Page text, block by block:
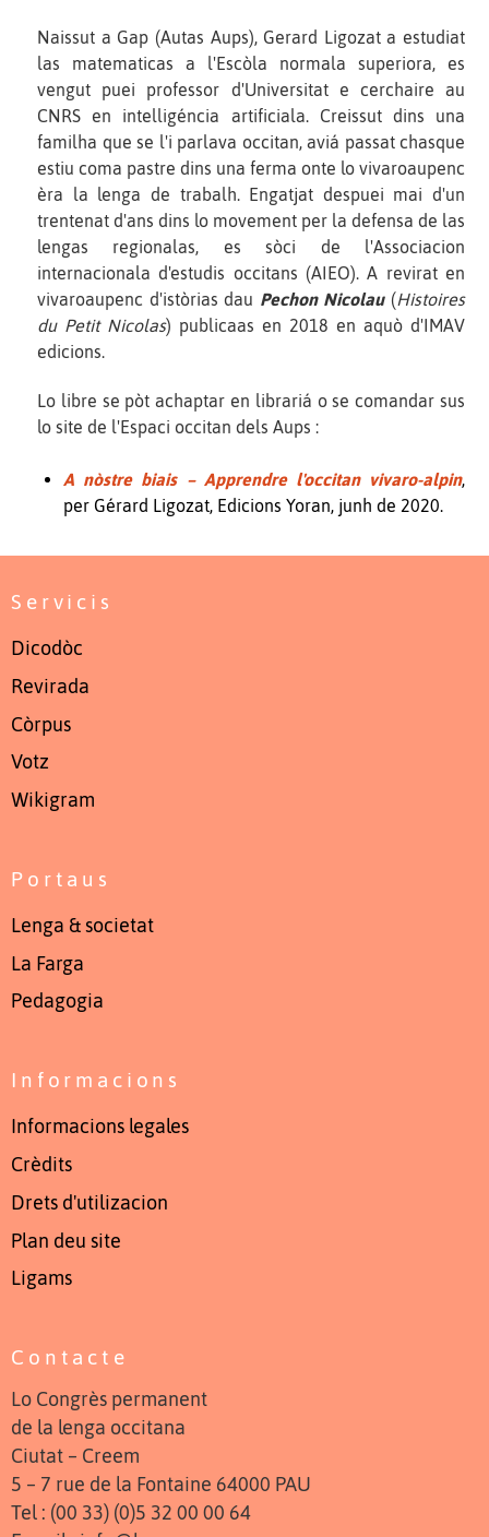
Naissut a Gap (Autas Aups), Gerard Ligozat a estudiat
las matematicas a l'Escòla normala superiora, es
vengut puei professor d'Universitat e cerchaire au
CNRS en intelligéncia artificiala. Creissut dins una
familha que se l'i parlava occitan, aviá passat chasque
estiu coma pastre dins una ferma onte lo vivaroaupenc
èra la lenga de trabalh. Engatjat despuei mai d'un
trentenat d'ans dins lo movement per la defensa de las
lengas regionalas, es sòci de l'Associacion
internacionala d'estudis occitans (AIEO). A revirat en
vivaroaupenc d'istòrias dau Pechon Nicolau(Histoires
du Petit Nicolas) publicaas en 2018 en aquò d'IMAV
edicions.
Lo libre se pòt achaptar en librariá o se comandar sus
lo site de l'Espaci occitan dels Aups :
A nòstre biais – Apprendre l'occitan vivaro-alpin,
per Gérard Ligozat, Edicions Yoran, junh de 2020.
Servicis
Dicodòc
Revirada
Còrpus
Votz
Wikigram
Portaus
Lenga & societat
La Farga
Pedagogia
Informacions
Informacions legales
Crèdits
Drets d'utilizacion
Plan deu site
Ligams
Contacte
Lo Congrès permanent
de la lenga occitana
Ciutat – Creem
5 – 7 rue de la Fontaine 64000 PAU
Tel : (00 33) (0)5 32 00 00 64